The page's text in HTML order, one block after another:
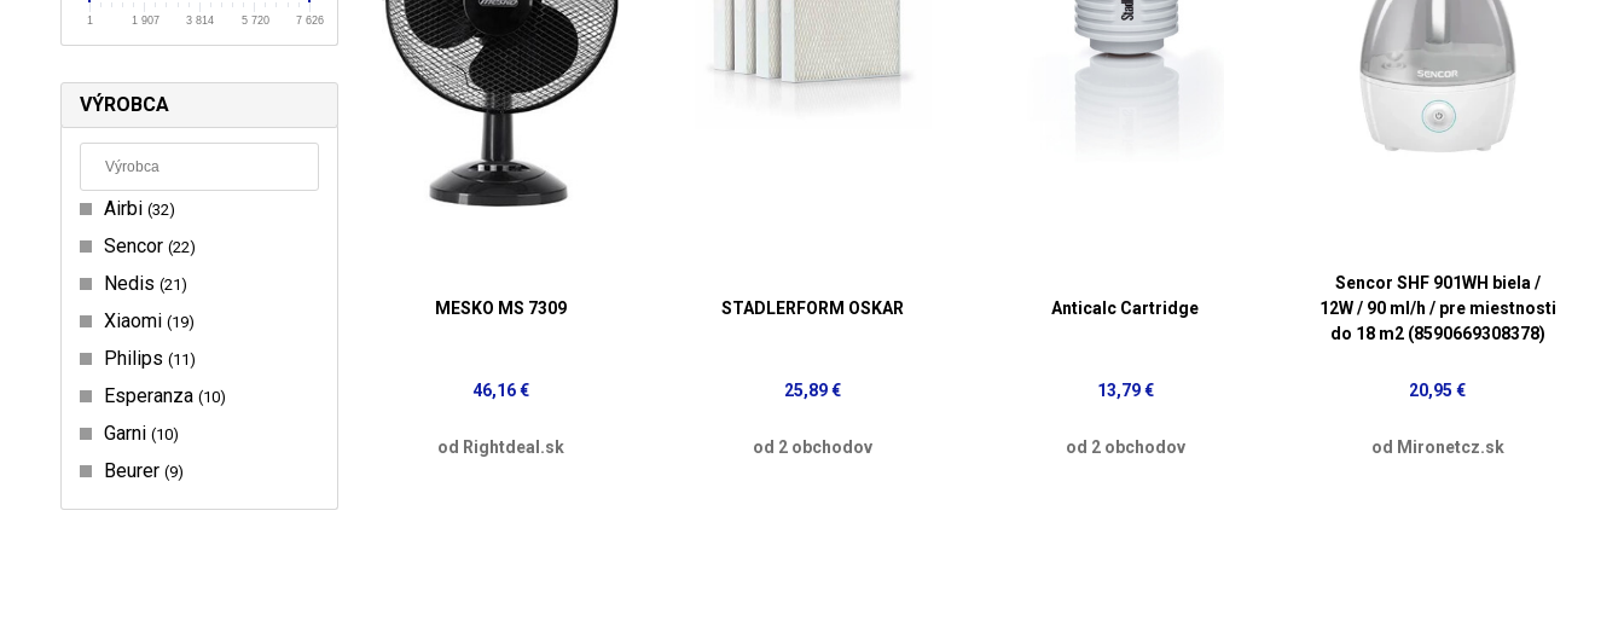
1 1 907 3 814 5 720 7 626
VÝROBCA
Airbi 32
Sencor 22
Nedis 21
Xiaomi 19
Philips 11
Esperanza 10
Garni 10
Beurer 9
MESKO MS 7309
46,16 €
od Rightdeal.sk
STADLERFORM OSKAR
25,89 €
od 2 obchodov
Anticalc Cartridge
13,79 €
od 2 obchodov
Sencor SHF 901WH biela /
12W / 90 ml/h / pre miestnosti
do 18 m2 (8590669308378)
20,95 €
od Mironetcz.sk